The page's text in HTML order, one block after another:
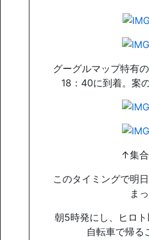
グーグルマップ特有
18：40に到着。案
↑集合
このタイミングで明
ま
朝5時発にし、ヒロ
自転車で帰る